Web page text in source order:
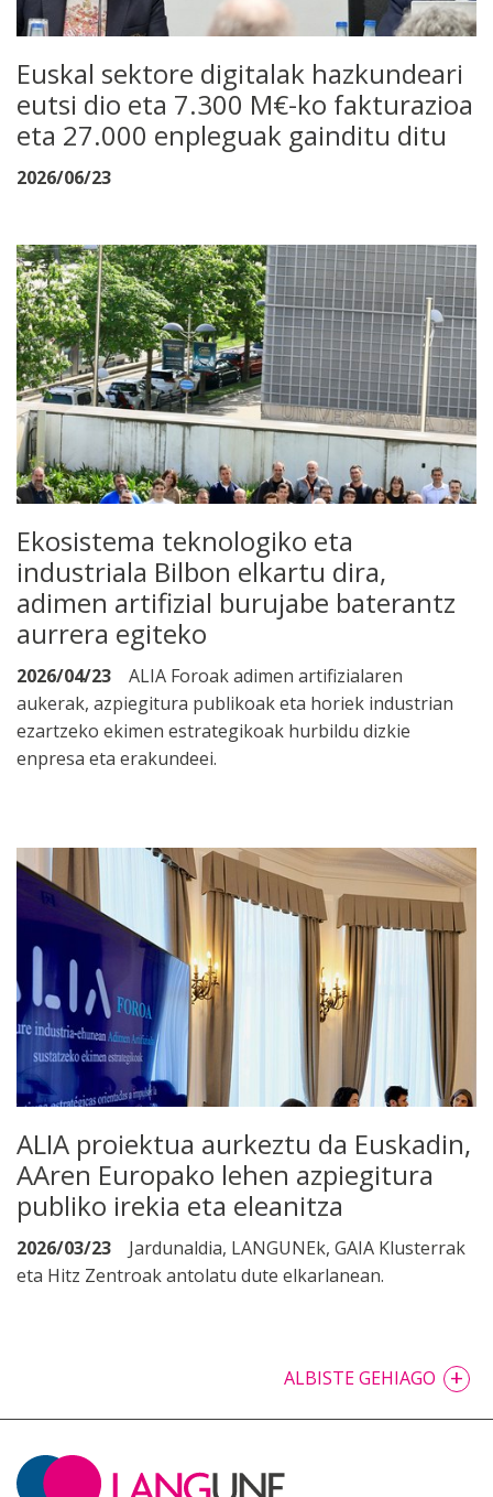
Euskal sektore digitalak hazkundeari
eutsi dio eta 7.300 M€-ko fakturazioa
eta 27.000 enpleguak gainditu ditu
2026/06/23
Ekosistema teknologiko eta
industriala Bilbon elkartu dira,
adimen artifizial burujabe baterantz
aurrera egiteko
2026/04/23
ALIA Foroak adimen artifizialaren
aukerak, azpiegitura publikoak eta horiek industrian
ezartzeko ekimen estrategikoak hurbildu dizkie
enpresa eta erakundeei.
ALIA proiektua aurkeztu da Euskadin,
AAren Europako lehen azpiegitura
publiko irekia eta eleanitza
2026/03/23
Jardunaldia, LANGUNEk, GAIA Klusterrak
eta Hitz Zentroak antolatu dute elkarlanean.
ALBISTE GEHIAGO +